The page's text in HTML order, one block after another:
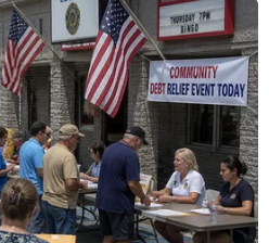
xe máy khi đang lưu thông
ba người bị thương nặng,
tại bệnh viện.